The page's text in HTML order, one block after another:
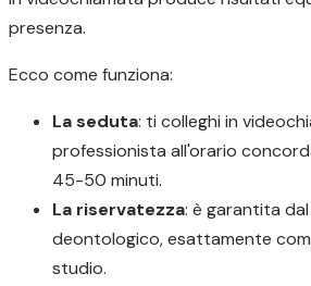
presenza.
Ecco come funziona:
La seduta: ti colleghi in
professionista all'orario
45-50 minuti.
La riservatezza: è garantita
deontologico, esattamente
studio.